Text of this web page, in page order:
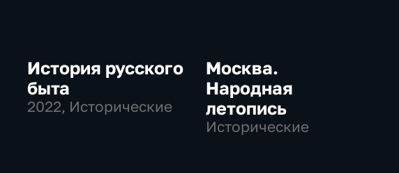
История русского
быта
2022, Исторические
Москва.
Народная
летопись
Исторические